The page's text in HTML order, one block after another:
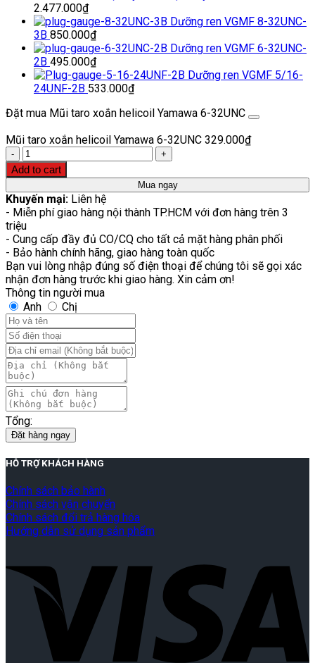
2.477.000₫
Dưỡng ren VGMF 8-32UNC-
3B 850.000₫
Dưỡng ren VGMF 6-32UNC-
2B 495.000₫
Dưỡng ren VGMF 5/16-
24UNF-2B 533.000₫
Đặt mua Mũi taro xoắn helicoil Yamawa 6-32UNC
Mũi taro xoắn helicoil Yamawa 6-32UNC 329.000₫
Quantity
Add to cart
Mua ngay
Khuyến mại: Liên hệ
- Miễn phí giao hàng nội thành TP.HCM với đơn hàng trên 3
triệu
- Cung cấp đầy đủ CO/CQ cho tất cả mặt hàng phân phối
- Bảo hành chính hãng, giao hàng toàn quốc
Bạn vui lòng nhập đúng số điện thoại để chúng tôi sẽ gọi xác
nhận đơn hàng trước khi giao hàng. Xin cảm ơn!
Thông tin người mua
Anh
Chị
Tổng:
Đặt hàng ngay
HỖ TRỢ KHÁCH HÀNG
Chính sách bảo hành
Chính sách vận chuyển
Chính sách đổi trả hàng hóa
Hướng dẫn sử dụng sản phẩm